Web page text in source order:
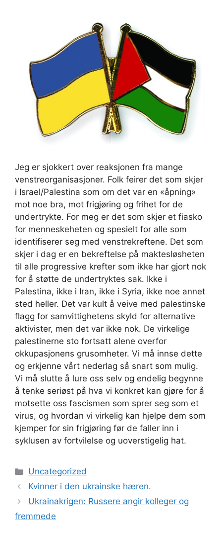
Jeg er sjokkert over reaksjonen fra mange
venstreorganisasjoner. Folk feirer det som skjer
i Israel/Palestina som om det var en «åpning»
mot noe bra, mot frigjøring og frihet for de
undertrykte. For meg er det som skjer et fiasko
for menneskeheten og spesielt for alle som
identifiserer seg med venstrekreftene. Det som
skjer i dag er en bekreftelse på maktesløsheten
til alle progressive krefter som ikke har gjort nok
for å støtte de undertryktes sak. Ikke i
Palestina, ikke i Iran, ikke i Syria, ikke noe annet
sted heller. Det var kult å veive med palestinske
flagg for samvittighetens skyld for alternative
aktivister, men det var ikke nok. De virkelige
palestinerne sto fortsatt alene overfor
okkupasjonens grusomheter. Vi må innse dette
og erkjenne vårt nederlag så snart som mulig.
Vi må slutte å lure oss selv og endelig begynne
å tenke seriøst på hva vi konkret kan gjøre for å
motsette oss fascismen som sprer seg som et
virus, og hvordan vi virkelig kan hjelpe dem som
kjemper for sin frigjøring før de faller inn i
syklusen av fortvilelse og uoverstigelig hat.
Kategorier
Uncategorized
Kvinner i den ukrainske hæren.
Ukrainakrigen: Russere angir kolleger og
fremmede